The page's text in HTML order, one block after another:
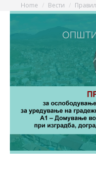
You are here:
Home Вести